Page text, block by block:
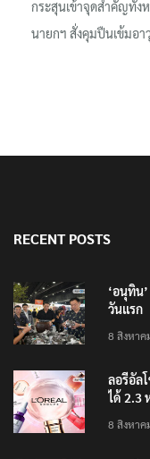
กระสุนเข้าจุดสำคัญทั้ง
นายกฯ สั่งคุมปืนเข้มอ
RECENT POSTS
‘อนุทิน
วันแรก
8 สิงหาค
ลอรีอัล
ได้ 2.3
8 สิงหาค